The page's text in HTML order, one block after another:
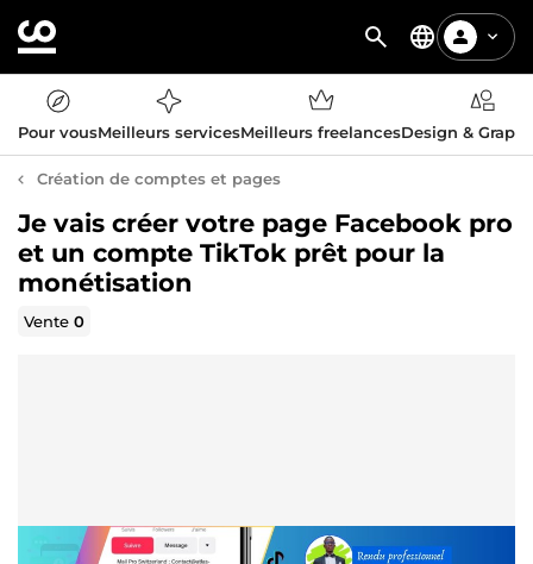
Pour vousMeilleurs servicesMeilleurs freelancesDesign &
Création de comptes et pages
Je vais créer votre page Facebook pro
et un compte TikTok prêt pour la
monétisation
Vente0